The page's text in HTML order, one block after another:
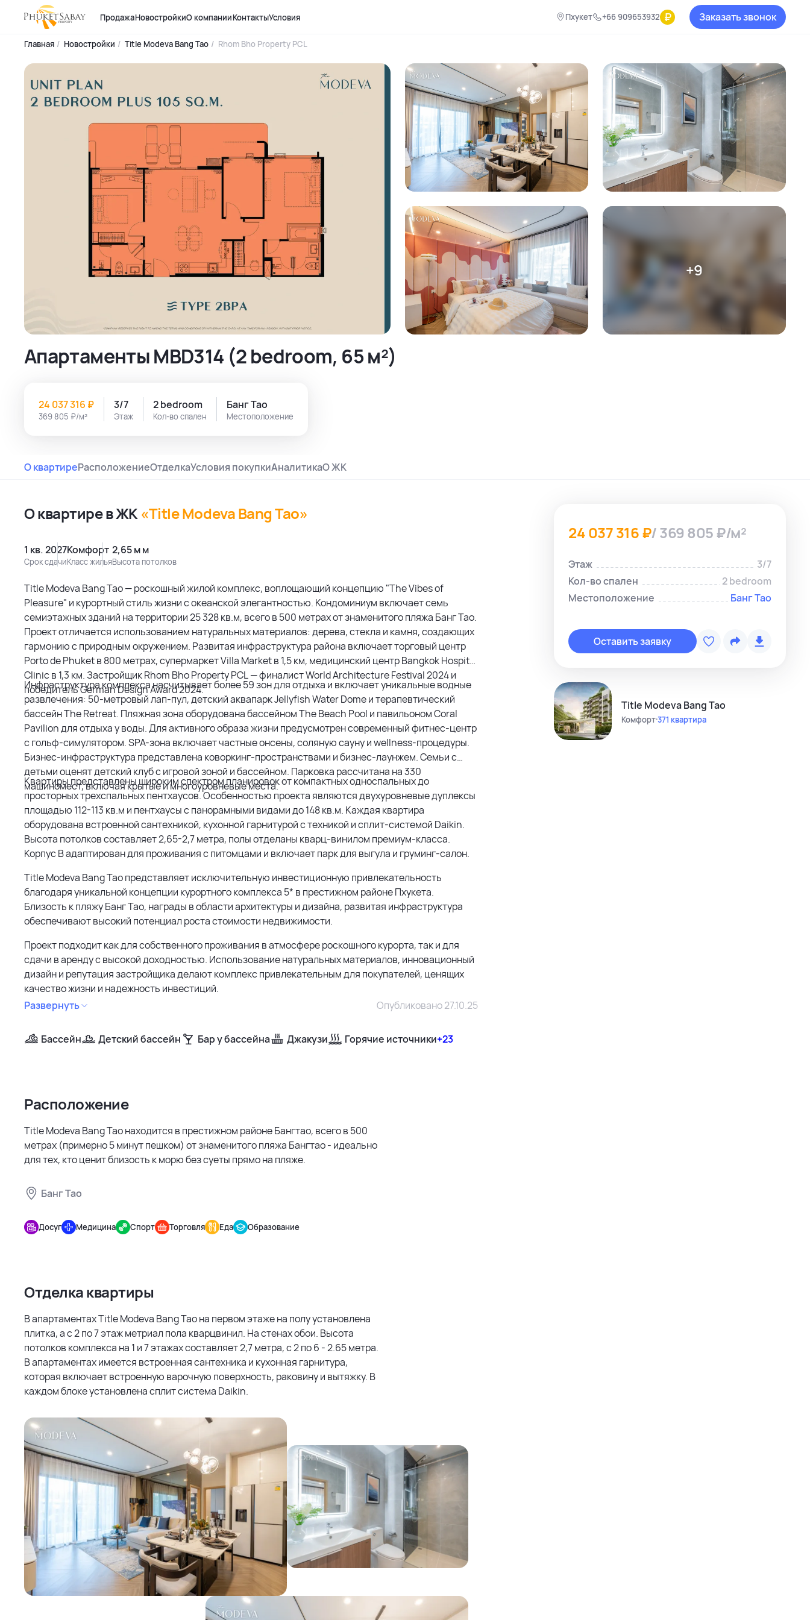
ПродажаНовостройкиО компанииКонтактыУсловия Пхукет +66 909653932 ₽ Заказать звонок
Главная Новостройки Title Modeva Bang Tao Rhom Bho Property PCL
+9
Апартаменты MBD314 (2 bedroom, 65 м²)
369 805 ₽/м²
24 037 316 ₽
Этаж
3/7
Кол-во спален
2 bedroom
Местоположение
Банг Тао
О квартиреРасположениеОтделкаУсловия покупкиАналитикаО ЖК
О квартире в ЖК «Title Modeva Bang Tao»
1 кв. 2027
Срок сдачи
Комфорт
Класс жилья
2,65 м м
Высота потолков
Title Modeva Bang Tao — роскошный жилой комплекс, воплощающий концепцию "The Vibes of
Pleasure" и курортный стиль жизни с океанской элегантностью. Кондоминиум включает семь
семиэтажных зданий на территории 25 328 кв.м, всего в 500 метрах от знаменитого пляжа Банг Тао.
Проект отличается использованием натуральных материалов: дерева, стекла и камня, создающих
гармонию с природным окружением. Развитая инфраструктура района включает торговый центр
Porto de Phuket в 800 метрах, супермаркет Villa Market в 1,5 км, медицинский центр Bangkok Hospital
Clinic в 1,3 км. Застройщик Rhom Bho Property PCL — финалист World Architecture Festival 2024 и
победитель German Design Award 2024.
Инфраструктура комплекса насчитывает более 59 зон для отдыха и включает уникальные водные
развлечения: 50-метровый лап-пул, детский аквапарк Jellyfish Water Dome и терапевтический
бассейн The Retreat. Пляжная зона оборудована бассейном The Beach Pool и павильоном Coral
Pavilion для отдыха у воды. Для активного образа жизни предусмотрен современный фитнес-центр
с гольф-симулятором. SPA-зона включает частные онсены, соляную сауну и wellness-процедуры.
Бизнес-инфраструктура представлена коворкинг-пространствами и бизнес-лаунжем. Семьи с
детьми оценят детский клуб с игровой зоной и бассейном. Парковка рассчитана на 330
машиномест, включая крытые и многоуровневые места.
Квартиры представлены широким спектром планировок от компактных односпальных до
просторных трехспальных пентхаусов. Особенностью проекта являются двухуровневые дуплексы
площадью 112-113 кв.м и пентхаусы с панорамными видами до 148 кв.м. Каждая квартира
оборудована встроенной сантехникой, кухонной гарнитурой с техникой и сплит-системой Daikin.
Высота потолков составляет 2,65-2,7 метра, полы отделаны кварц-винилом премиум-класса.
Корпус B адаптирован для проживания с питомцами и включает парк для выгула и груминг-салон.
Title Modeva Bang Tao представляет исключительную инвестиционную привлекательность
благодаря уникальной концепции курортного комплекса 5* в престижном районе Пхукета.
Близость к пляжу Банг Тао, награды в области архитектуры и дизайна, развитая инфраструктура
обеспечивают высокий потенциал роста стоимости недвижимости.
Проект подходит как для собственного проживания в атмосфере роскошного курорта, так и для
сдачи в аренду с высокой доходностью. Использование натуральных материалов, инновационный
дизайн и репутация застройщика делают комплекс привлекательным для покупателей, ценящих
качество жизни и надежность инвестиций.
Развернуть
Опубликовано 27.10.25
Бассейн Детский бассейн Бар у бассейна Джакузи Горячие источники+23
Расположение
Title Modeva Bang Tao находится в престижном районе Бангтао, всего в 500
метрах (примерно 5 минут пешком) от знаменитого пляжа Бангтао - идеально
для тех, кто ценит близость к морю без суеты прямо на пляже.
Банг Тао
Modeva
Bang Tao
3 км
5 км
Досуг Медицина Спорт Торговля Еда Образование
Отделка квартиры
В апартаментах Title Modeva Bang Tao на первом этаже на полу установлена
плитка, а с 2 по 7 этаж метриал пола кварцвинил. На стенах обои. Высота
потолков комплекса на 1 и 7 этажах составляет 2,7 метра, с 2 по 6 - 2.65 метра.
В апартаментах имеется встроенная сантехника и кухонная гарнитура,
которая включает встроенную варочную поверхность, раковину и вытяжку. В
каждом блоке установлена сплит система Daikin.
24 037 316 ₽/ 369 805 ₽/м²
Этаж
3/7
Кол-во спален
2 bedroom
Местоположение
Банг Тао
Оставить заявку
Копировать
WhatsApp-
Title Modeva Bang Tao
Комфорт371 квартира